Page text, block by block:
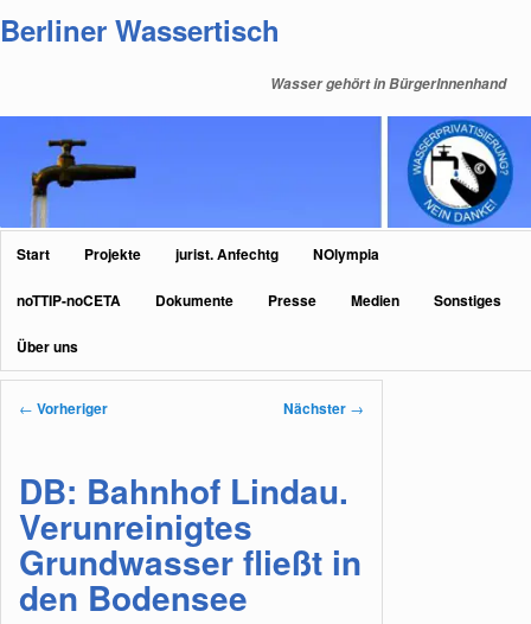
primären
Berliner Wassertisch
Wasser gehört in BürgerInnenhand
Hauptmenü
Start Projekte jurist. Anfechtg NOlympia
noTTIP-noCETA Dokumente Presse Medien Sonstiges
Über uns
Beitragsnavigation
← Vorheriger Nächster →
DB: Bahnhof Lindau.
Verunreinigtes
Grundwasser fließt in
den Bodensee